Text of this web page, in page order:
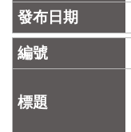
市
區
里
界
臺